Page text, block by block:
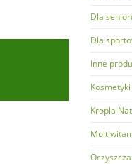
Dla
Dla
Inne
Kosmetyki
Kropla